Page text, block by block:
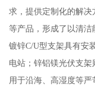
求，提供定制化的解决
等产品，形成了以清洁
镀锌C/U型支架具有安
电站；锌铝镁光伏支
用于沿海、高湿度等